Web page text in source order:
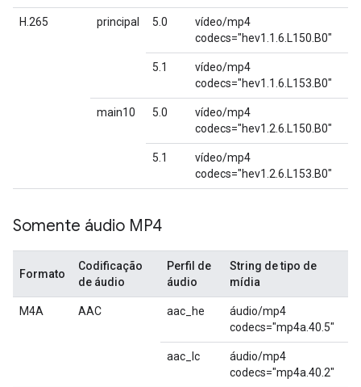
H.265 principal 5.0
vídeo/mp4
codecs="hev1.1.6.L150.B0"
5.1
vídeo/mp4
codecs="hev1.1.6.L153.B0"
main10 5.0
vídeo/mp4
codecs="hev1.2.6.L150.B0"
5.1
vídeo/mp4
codecs="hev1.2.6.L153.B0"
Somente áudio MP4
Formato
Codificação
de áudio
Perfil de
áudio
String de tipo de
mídia
M4A AAC aac_he
áudio/mp4
codecs="mp4a.40.5"
aac_lc
áudio/mp4
codecs="mp4a.40.2"